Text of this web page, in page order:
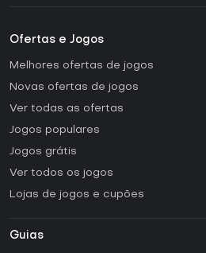
Ofertas e Jogos
Melhores ofertas de jogos
Novas ofertas de jogos
Ver todas as ofertas
Jogos populares
Jogos grátis
Ver todos os jogos
Lojas de jogos e cupões
Guias